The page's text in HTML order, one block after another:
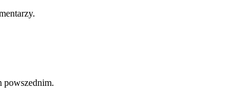
powszednim.